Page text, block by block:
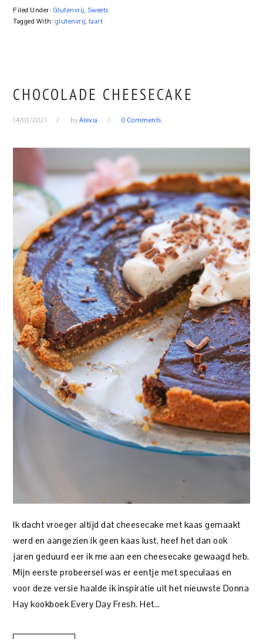
Filed Under: Glutenvrij, Sweets
Tagged With: glutenvrij, taart
CHOCOLADE CHEESECAKE
14/03/2021 by Alexia 0 Comments
Ik dacht vroeger altijd dat cheesecake met kaas gemaakt
werd en aangezien ik geen kaas lust, heef het dan ook
jaren geduurd eer ik me aan een cheesecake gewaagd heb.
Mijn eerste probeersel was er eentje met speculaas en
voor deze versie haalde ik inspiratie uit het nieuwste Donna
Hay kookboek Every Day Fresh. Het…